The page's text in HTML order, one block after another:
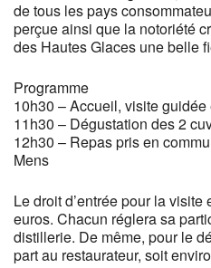
de tous les pays
perçue ainsi que la notoriété
des Hautes Glaces une belle
Programme
10h30 – Accueil, visite
11h30 – Dégustation des 2
12h30 – Repas pris en
Mens
Le droit d’entrée pour la
euros. Chacun réglera sa
distillerie. De même, pour le
part au restaurateur, soit